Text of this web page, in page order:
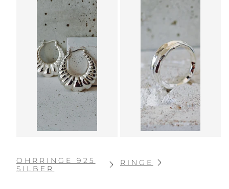
OHRRINGE 925
SILBER
RINGE